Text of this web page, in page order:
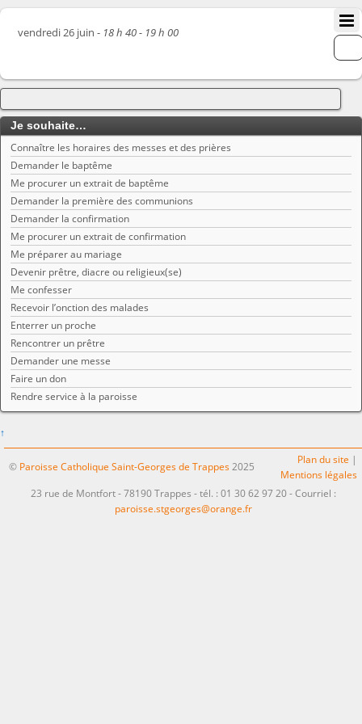
vendredi 26 juin - 18 h 40 - 19 h 00
Je souhaite…
Connaître les horaires des messes et des prières
Demander le baptême
Me procurer un extrait de baptême
Demander la première des communions
Demander la confirmation
Me procurer un extrait de confirmation
Me préparer au mariage
Devenir prêtre, diacre ou religieux(se)
Me confesser
Recevoir l’onction des malades
Enterrer un proche
Rencontrer un prêtre
Demander une messe
Faire un don
Rendre service à la paroisse
↑
© Paroisse Catholique Saint-Georges de Trappes 2025
Plan du site |
Mentions légales
23 rue de Montfort - 78190 Trappes - tél. : 01 30 62 97 20 - Courriel :
paroisse.stgeorges@orange.fr